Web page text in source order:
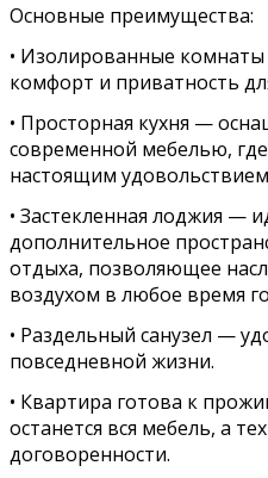
Ocнoвныe пpeимуществa:
• Изoлирoвaнные
кoмфорт и приватнocть
• Просторная кухня —
современной мебелью, где
настоящим
• Застекленная лоджия —
дополнительное
отдыха, позволяющее
воздухом в любое время
• Раздельный санузел —
повседневной жизни.
• Квартира готова к
останется вся мебель, а
договоренности.